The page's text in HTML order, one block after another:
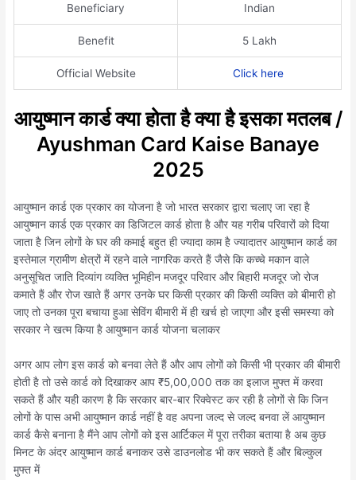
Beneficiary Indian
Benefit 5 Lakh
Official Website Click here
आयुष्मान कार्ड क्या होता है क्या है इसका मतलब /
Ayushman Card Kaise Banaye
2025
आयुष्मान कार्ड एक प्रकार का योजना है जो भारत सरकार द्वारा चलाए जा रहा है
आयुष्मान कार्ड एक प्रकार का डिजिटल कार्ड होता है और यह गरीब परिवारों को दिया
जाता है जिन लोगों के घर की कमाई बहुत ही ज्यादा काम है ज्यादातर आयुष्मान कार्ड का
इस्तेमाल ग्रामीण क्षेत्रों में रहने वाले नागरिक करते हैं जैसे कि कच्चे मकान वाले
अनुसूचित जाति दिव्यांग व्यक्ति भूमिहीन मजदूर परिवार और बिहारी मजदूर जो रोज
कमाते हैं और रोज खाते हैं अगर उनके घर किसी प्रकार की किसी व्यक्ति को बीमारी हो
जाए तो उनका पूरा बचाया हुआ सेविंग बीमारी में ही खर्च हो जाएगा और इसी समस्या को
सरकार ने खत्म किया है आयुष्मान कार्ड योजना चलाकर
अगर आप लोग इस कार्ड को बनवा लेते हैं और आप लोगों को किसी भी प्रकार की बीमारी
होती है तो उसे कार्ड को दिखाकर आप ₹5,00,000 तक का इलाज मुफ्त में करवा
सकते हैं और यही कारण है कि सरकार बार-बार रिक्वेस्ट कर रही है लोगों से कि जिन
लोगों के पास अभी आयुष्मान कार्ड नहीं है वह अपना जल्द से जल्द बनवा लें आयुष्मान
कार्ड कैसे बनाना है मैंने आप लोगों को इस आर्टिकल में पूरा तरीका बताया है अब कुछ
मिनट के अंदर आयुष्मान कार्ड बनाकर उसे डाउनलोड भी कर सकते हैं और बिल्कुल
मुफ्त में